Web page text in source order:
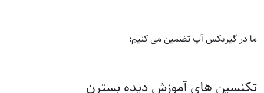
ما در گیربکس آپ تضمین می کنیم:
تکنسین های آموزش دیده بسترن